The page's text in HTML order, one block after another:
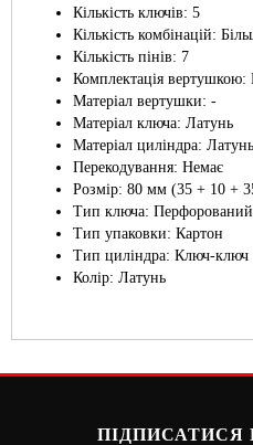
Кількість ключів: 5
Кількість комбінацій:
Кількість пінів: 7
Комплектація вертушкою:
Матеріал вертушки: -
Матеріал ключа: Латунь
Матеріал циліндра:
Перекодування: Немає
Розмір: 80 мм (35 + 10 +
Тип ключа: Перфорований
Тип упаковки: Картон
Тип циліндра: Ключ-ключ
Колір: Латунь
ПІДПИСАТИСЯ